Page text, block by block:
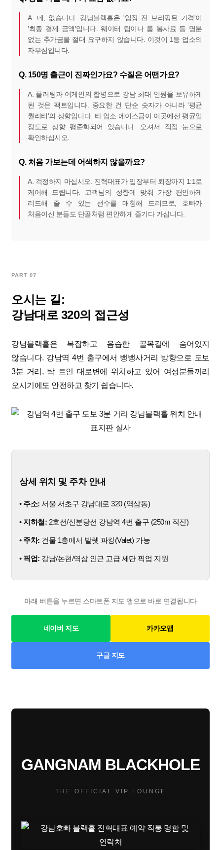
A. 네, 없습니다. 강남블랙홀은 '입장 전 브리핑된 가격'이
'최종 결제 금액'입니다. 웨이터 팁이나 룸 봉사료 등 명분
없는 추가금을 절대 요구하지 않습니다. 이것이 1등 업소의
자부심입니다.
Q. 150명 출근이 진짜인가요? 수질은 어떤가요?
A. 플러팅과 어게인의 합병으로 강남 최대 인원을 보유하게
된 것은 팩트입니다. 중요한 건 단순 숫자가 아니라 '평균
퀄리티'의 상향입니다. 타 업소 에이스급이 이곳에선 평균일
정도로 상향 평준화되어 있습니다. 오셔서 직접 눈으로
확인하십시오.
Q. 처음 가보는데 어색하지 않을까요?
A. 걱정하지 마십시오. 진혁대표가 입장부터 퇴장까지 1:1로
케어해 드립니다. 고객님의 성향에 맞춰 가장 편안하게
리드해 줄 수 있는 선수를 매칭해 드리므로, 호빠가
처음이신 분들도 단골처럼 편안하게 즐기다 가십니다.
PART 07
오시는 길:
강남대로 320의 접근성
강남블랙홀은 복잡하고 음습한 골목길에 숨어있지
않습니다. 강남역 4번 출구에서 뱅뱅사거리 방향으로 도보
3분 거리, 탁 트인 대로변에 위치하고 있어 여성분들끼리
오시기에도 안전하고 찾기 쉽습니다.
상세 위치 및 주차 안내
• 주소: 서울 서초구 강남대로 320 (역삼동)
• 지하철: 2호선/신분당선 강남역 4번 출구 (250m 직진)
• 주차: 건물 1층에서 발렛 파킹(Valet) 가능
• 픽업: 강남/논현/역삼 인근 고급 세단 픽업 지원
아래 버튼을 누르면 스마트폰 지도 앱으로 바로 연결됩니다
네이버 지도 카카오맵
구글 지도
GANGNAM BLACKHOLE
THE OFFICIAL VIP LOUNGE